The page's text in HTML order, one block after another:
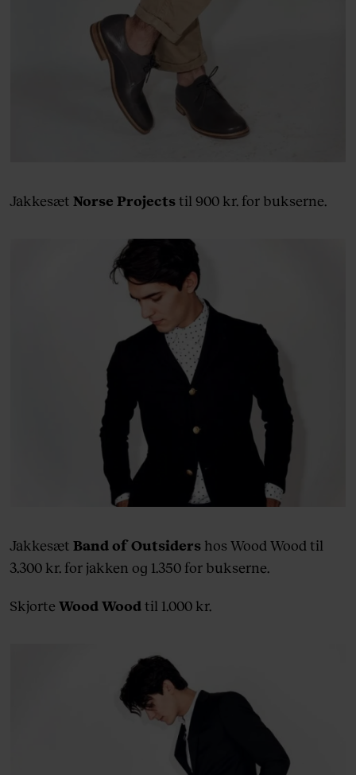
Jakkesæt Norse Projectstil 900 kr. for bukserne.
Jakkesæt Band of Outsiders hos Wood Wood til
3.300 kr. for jakken og 1.350 for bukserne.
Skjorte Wood Woodtil 1.000 kr.